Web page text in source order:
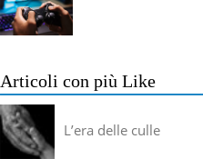
Articoli con più Like
L’era delle culle